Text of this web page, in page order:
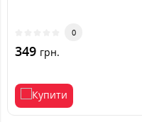
0
349 грн.